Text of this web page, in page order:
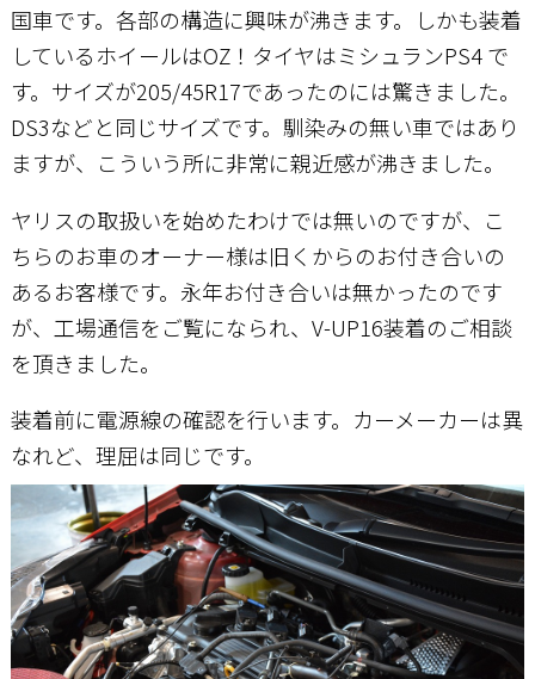
国車です。各部の構造に興味が沸きます。しかも装着
しているホイールはOZ！タイヤはミシュランPS4 で
す。サイズが205/45R17であったのには驚きました。
DS3などと同じサイズです。馴染みの無い車ではあり
ますが、こういう所に非常に親近感が沸きました。
ヤリスの取扱いを始めたわけでは無いのですが、こ
ちらのお車のオーナー様は旧くからのお付き合いの
あるお客様です。永年お付き合いは無かったのです
が、工場通信をご覧になられ、V-UP16装着のご相談
を頂きました。
装着前に電源線の確認を行います。カーメーカーは異
なれど、理屈は同じです。